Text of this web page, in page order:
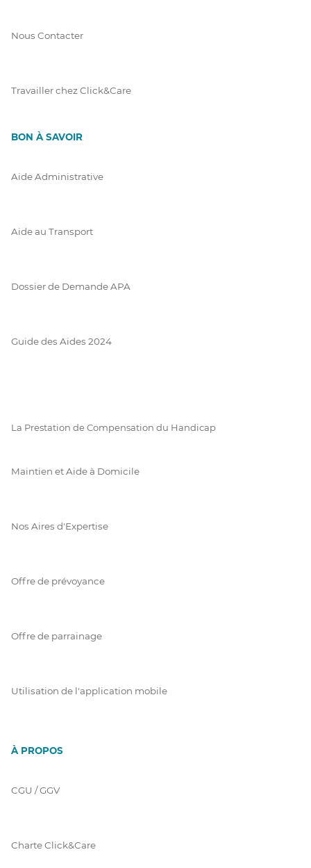
Nous Contacter
Travailler chez Click&Care
BON À SAVOIR
Aide Administrative
Aide au Transport
Dossier de Demande APA
Guide des Aides 2024
La Prestation de Compensation du Handicap
Maintien et Aide à Domicile
Nos Aires d'Expertise
Offre de prévoyance
Offre de parrainage
Utilisation de l'application mobile
À PROPOS
CGU / GGV
Charte Click&Care